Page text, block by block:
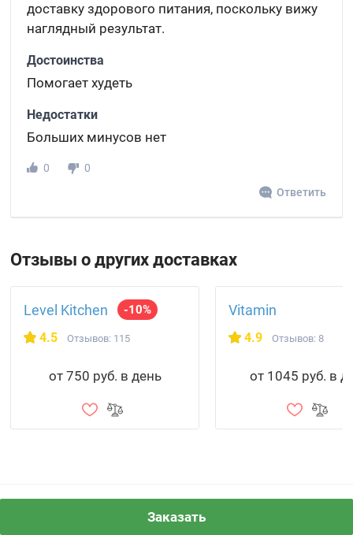
доставку здорового питания, поскольку вижу
наглядный результат.
Достоинства
Помогает худеть
Недостатки
Больших минусов нет
0
0
Ответить
Заказать
Отзывы о других доставках
Level Kitchen -10%
4.5 Отзывов: 115
от 750 руб. в день
Vitamin
4.9 Отзывов: 8
от 1045 руб. в
Медиа о правильном питании и ЗОЖ